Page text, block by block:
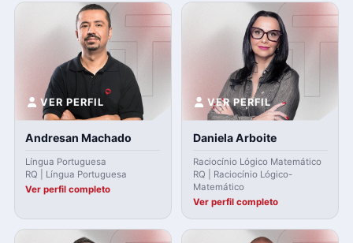
VER PERFIL
Andresan Machado
Língua Portuguesa
RQ | Língua Portuguesa
Ver perfil completo
VER PERFIL
Daniela Arboite
Raciocínio Lógico Matemático
RQ | Raciocínio Lógico-
Matemático
Ver perfil completo